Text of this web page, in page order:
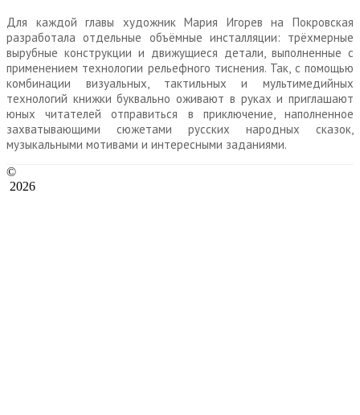
Для каждой главы художник Мария Игорев на Покровская
разработала отдельные объёмные инсталляции: трёхмерные
вырубные конструкции и движущиеся детали, выполненные с
применением технологии рельефного тиснения. Так, с помощью
комбинации визуальных, тактильных и мультимедийных
технологий книжки буквально оживают в руках и приглашают
юных читателей отправиться в приключение, наполненное
захватывающими сюжетами русских народных сказок,
музыкальными мотивами и интересными заданиями.
©
2026